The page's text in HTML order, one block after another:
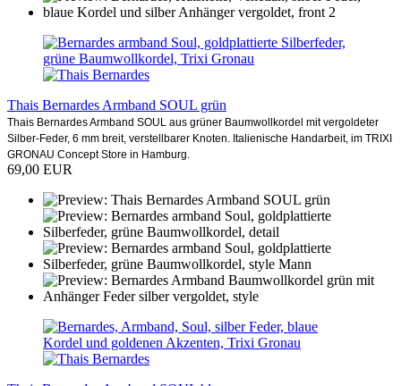
Thais Bernardes Armband SOUL grün
Thais Bernardes Armband SOUL aus grüner Baumwollkordel mit vergoldeter
Silber-Feder, 6 mm breit, verstellbarer Knoten. Italienische Handarbeit, im TRIXI
GRONAU Concept Store in Hamburg.
69,00 EUR